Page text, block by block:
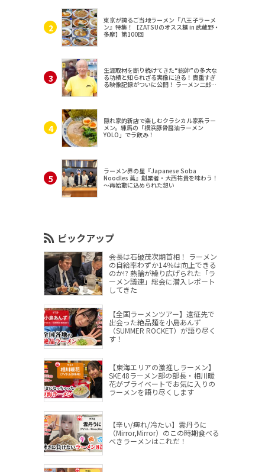
東京が誇るご当地ラーメン『八王子ラーメ
ン』特集！【ZATSUのオスス麺 in 武蔵野・
多摩】第100回
生涯取材を断り続けてきた“総帥”の多大な
る功績と知られざる実像に迫る！貴重すぎ
る映像記録がついに公開！ ラーメン二郎
隠れ家的新店で楽しむクラシカル家系ラー
メン。練馬の「横浜豚骨醤油ラーメン
YOLO」でラ飲み！
ラーメン界の星『Japanese Soba
Noodles 蔦』創業者・大西祐貴を味わう！
～再始動に込められた想い
ピックアップ
会長は石破茂次期首相！ ラーメン
の自給率わずか14％は向上できる
のか!? 熱論が繰り広げられた「ラ
ーメン議連」総会に潜入レポート
してきた
【全国ラーメンツアー】遠征先で
出会った絶品麺を小島あんず
（SUMMER ROCKET）が語り尽く
す！
【東海エリアの激推しラーメン】
SKE48ラーメン部の部長・相川暖
花がプライベートでお気に入りの
ラーメンを語り尽くします
【辛い/痺れ/冷たい】雲丹うに
（Mirror,Mirror）のこの時期食べる
べきラーメンはこれだ！